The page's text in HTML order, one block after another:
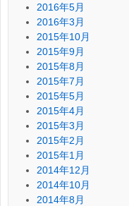
2016年5月
2016年3月
2015年10月
2015年9月
2015年8月
2015年7月
2015年5月
2015年4月
2015年3月
2015年2月
2015年1月
2014年12月
2014年10月
2014年8月